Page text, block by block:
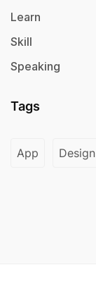
Learn
Skill
Speaking
Tags
App Design